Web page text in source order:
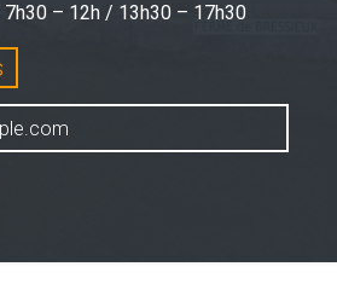
– 12h / 13h30 – 17h30